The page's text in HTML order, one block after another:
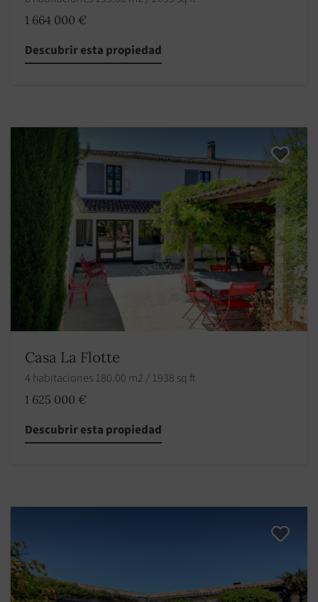
1 664 000 €
Descubrir esta propiedad
Casa La Flotte
4 habitaciones 180.00 m2 / 1938 sq ft
1 625 000 €
Descubrir esta propiedad